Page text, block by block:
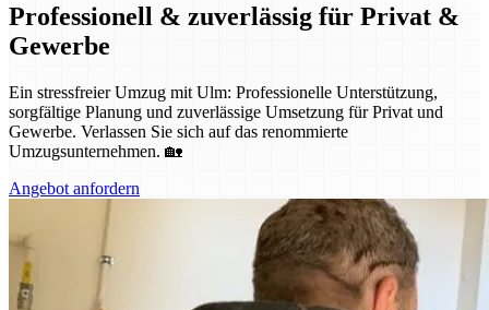
Professionell & zuverlässig für Privat &
Gewerbe
Ein stressfreier Umzug mit Ulm: Professionelle Unterstützung,
sorgfältige Planung und zuverlässige Umsetzung für Privat und
Gewerbe. Verlassen Sie sich auf das renommierte
Umzugsunternehmen. 🏡
Angebot anfordern